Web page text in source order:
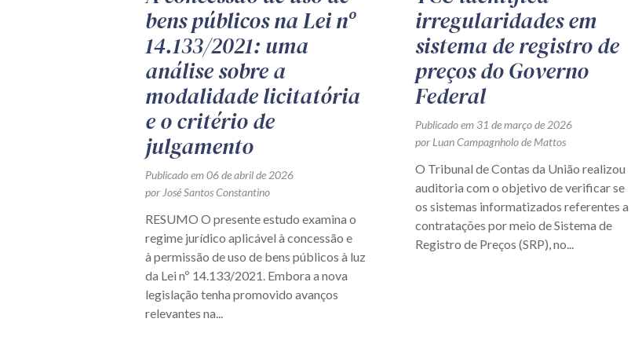
bens públicos na Lei nº
14.133/2021: uma
análise sobre a
modalidade licitatória
e o critério de
julgamento
Publicado em 06 de abril de 2026
por José Santos Constantino
RESUMO O presente estudo examina o
regime jurídico aplicável à concessão e
à permissão de uso de bens públicos à luz
da Lei nº 14.133/2021. Embora a nova
legislação tenha promovido avanços
relevantes na...
irregularidades em
sistema de registro de
preços do Governo
Federal
Publicado em 31 de março de 2026
por Luan Campagnholo de Mattos
O Tribunal de Contas da União realizou
auditoria com o objetivo de verificar se
os sistemas informatizados referentes a
contratações por meio de Sistema de
Registro de Preços (SRP), no...